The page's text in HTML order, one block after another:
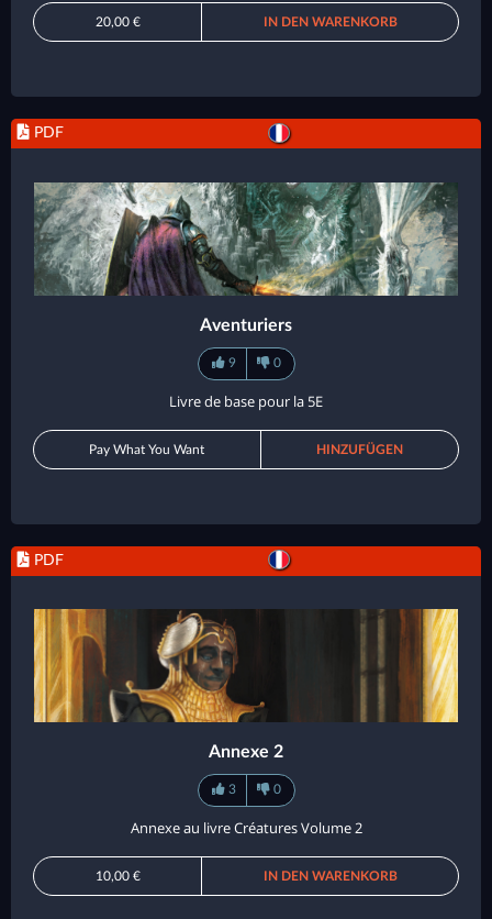
20,00 € IN DEN WARENKORB
PDF
Aventuriers
9 0
Livre de base pour la 5E
Pay What You Want HINZUFÜGEN
PDF
Annexe 2
3 0
Annexe au livre Créatures Volume 2
10,00 € IN DEN WARENKORB